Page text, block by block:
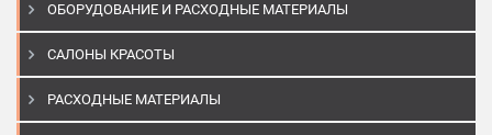
ОБОРУДОВАНИЕ И РАСХОДНЫЕ МАТЕРИАЛЫ
САЛОНЫ КРАСОТЫ
РАСХОДНЫЕ МАТЕРИАЛЫ